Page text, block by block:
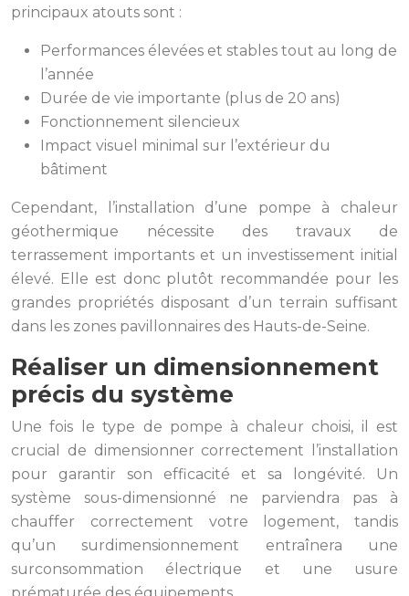
principaux atouts sont :
Performances élevées et stables tout au long de
l’année
Durée de vie importante (plus de 20 ans)
Fonctionnement silencieux
Impact visuel minimal sur l’extérieur du
bâtiment
Cependant, l’installation d’une pompe à chaleur
géothermique nécessite des travaux de
terrassement importants et un investissement initial
élevé. Elle est donc plutôt recommandée pour les
grandes propriétés disposant d’un terrain suffisant
dans les zones pavillonnaires des Hauts-de-Seine.
Réaliser un dimensionnement
précis du système
Une fois le type de pompe à chaleur choisi, il est
crucial de dimensionner correctement l’installation
pour garantir son efficacité et sa longévité. Un
système sous-dimensionné ne parviendra pas à
chauffer correctement votre logement, tandis
qu’un surdimensionnement entraînera une
surconsommation électrique et une usure